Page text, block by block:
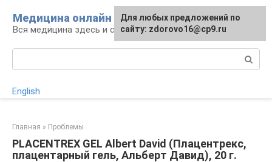
контенту
Медицина онлайн
Вся медицина здесь и сейчас
English
Главная » Проблемы
PLACENTREX GEL Albert David (Плацентрекс,
плацентарный гель, Альберт Давид), 20 г.
Для любых предложений по
сайту: zdorovo16@cp9.ru